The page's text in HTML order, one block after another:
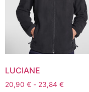
LUCIANE
20,90 € - 23,84 €